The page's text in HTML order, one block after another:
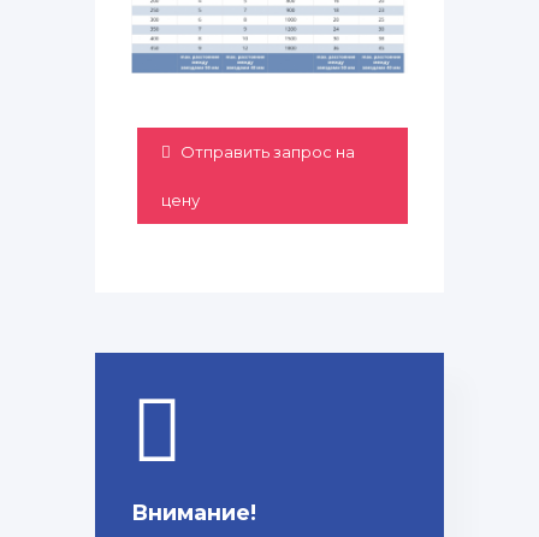
Отправить запрос на
цену
Внимание!